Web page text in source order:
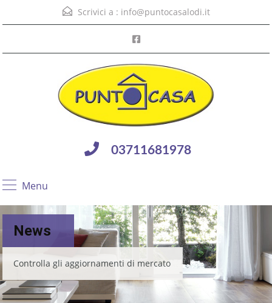
Scrivici a : info@puntocasalodi.it
03711681978
Menu
News
Controlla gli aggiornamenti di mercato